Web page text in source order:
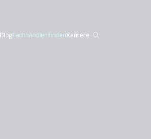
BlogFachhändler findenKarriere